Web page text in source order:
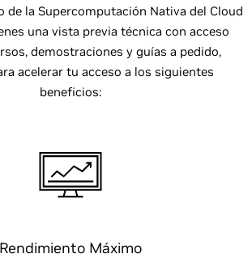
de la Supercomputación Nativa del Cloud
una vista previa técnica con acceso
demostraciones y guías a pedido,
acelerar tu acceso a los siguientes
beneficios:
Rendimiento Máximo